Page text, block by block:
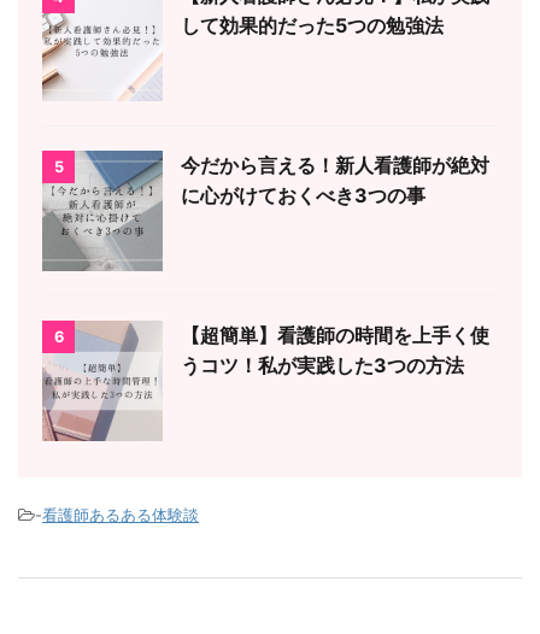
して効果的だった5つの勉強法
5
今だから言える！新人看護師が絶対
に心がけておくべき3つの事
6
【超簡単】看護師の時間を上手く使
うコツ！私が実践した3つの方法
-看護師あるある体験談